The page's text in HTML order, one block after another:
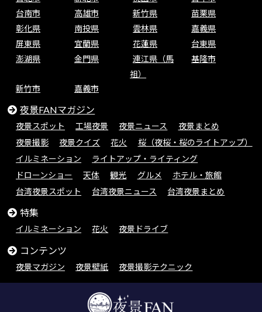
台南市
高雄市 新竹県
苗栗県
彰化県
南投県 雲林県
嘉義県
屏東県
宜蘭県 花蓮県
台東県
澎湖県
金門県
連江県（馬
祖）
基隆市
新竹市 嘉義市
夜景FANマガジン
夜景スポット 工場夜景 夜景ニュース
夜景まとめ
夜景撮影
夜景クイズ 花火
桜（夜桜・桜のライトアップ）
イルミネーション
ライトアップ・ライティング
ドローンショー
天体 観光 グルメ
ホテル・旅館
台湾夜景スポット
台湾夜景ニュース 台湾夜景まとめ
特集
イルミネーション 花火 夜景ドライブ
コンテンツ
夜景マガジン 夜景壁紙 夜景撮影テクニック